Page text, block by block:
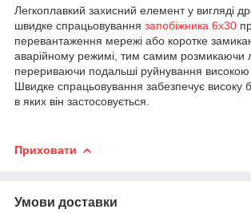
Легкоплавкий захисний елемент у вигляді
швидке спрацьовування запобіжника 6x30
перевантаження мережі або коротке
аварійному режимі, тим самим розмикаючи
перериваючи подальші руйнування
Швидке спрацьовування забезпечує високу
в яких він застосовується.
Приховати
Умови доставки